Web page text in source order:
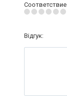
Відгук: